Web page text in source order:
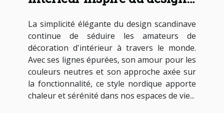
La simplicité élégante du design scandinave
continue de séduire les amateurs de
décoration d'intérieur à travers le monde.
Avec ses lignes épurées, son amour pour les
couleurs neutres et son approche axée sur
la fonctionnalité, ce style nordique apporte
chaleur et sérénité dans nos espaces de vie...